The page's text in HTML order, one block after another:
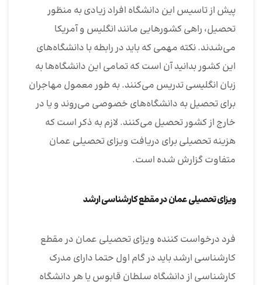
پیش از تاسیس این دانشگاه افراد زیادی به منظور
تحصیل، راهی کشورهایی مانند انگلیس و آمریکا
می‌شدند. نکته مهمی که باید در رابطه با دانشگاه‌های
این کشور بدانید آن است که تمامی این دانشگاه‌ها به
زبان انگلیسی تدریس می‌کنند. به طور معمول مهاجران
برای تحصیل به دانشگاه‌های خصوصی می‌روند و یا در
خارج از کشور تحصیل می‌کنند. لازم به ذکر است که
هزینه تحصیلی برای دریافت ویزای تحصیلی عمان
متفاوت گزارش شده است.
ویزای تحصیلی عمان در مقطع کارشناسی ارشد
فرد درخواست کننده ویزای تحصیلی عمان در مقطع
کارشناسی ارشد باید در گام اول حتما دارای مدرک
کارشناسی از دانشگاه سلطان قابوس یا هر دانشگاه